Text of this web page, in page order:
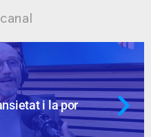
supòsits